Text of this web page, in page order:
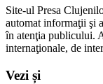
Site-ul Presa
automat informaţii şi
în atenţia publicului.
internaţionale, de
Vezi și